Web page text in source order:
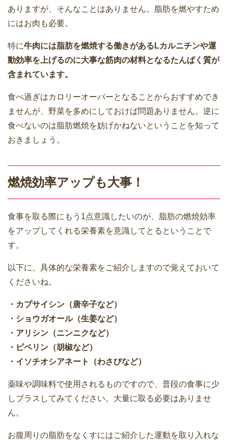
ありますが、そんなことはありません。脂肪を燃やすため
にはお肉も必要。
特に牛肉には脂肪を燃焼する働きがあるLカルニチンや運
動効率を上げるのに大事な筋肉の材料となるたんぱく質が
含まれています。
食べ過ぎはカロリーオーバーとなることからおすすめでき
ませんが、野菜を多めにしておけば問題ありません。逆に
食べないのは脂肪燃焼を妨げかねないということを知って
おきましょう。
燃焼効率アップも大事！
食事を取る際にもう1点意識したいのが、脂肪の燃焼効率
をアップしてくれる栄養素を意識してとるということで
す。
以下に、具体的な栄養素をご紹介しますので覚えておいて
くださいね。
・カプサイシン（唐辛子など）
・ショウガオール（生姜など）
・アリシン（ニンニクなど）
・ピペリン（胡椒など）
・イソチオシアネート（わさびなど）
薬味や調味料で使用されるものですので、普段の食事に少
しプラスしてみてください。大量に取る必要はありませ
ん。
お腹周りの脂肪をなくすにはご紹介した運動を取り入れな